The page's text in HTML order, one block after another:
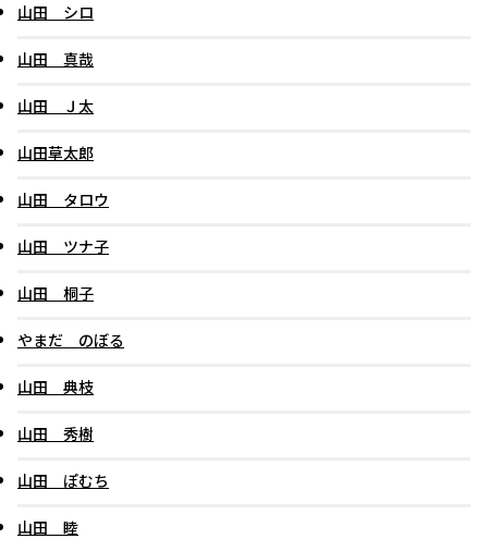
山田 シロ
山田 真哉
山田 Ｊ太
山田草太郎
山田 タロウ
山田 ツナ子
山田 桐子
やまだ のぼる
山田 典枝
山田 秀樹
山田 ぽむち
山田 睦